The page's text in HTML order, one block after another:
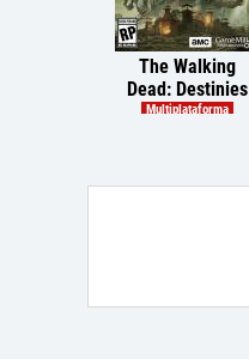
The Walking
Dead: Destinies
Multiplataforma